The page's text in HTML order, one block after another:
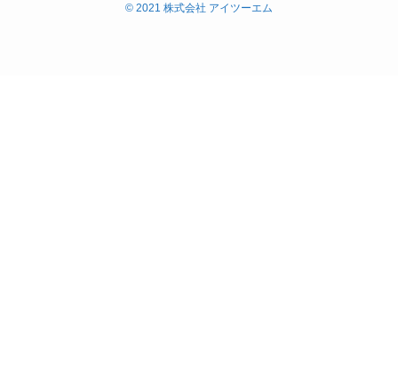
© 2021 株式会社 アイツーエム